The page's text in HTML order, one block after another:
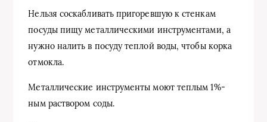
Нельзя соскабливать пригоревшую к стенкам
посуды пищу металлическими инструментами, а
нужно налить в посуду теплой воды, чтобы корка
отмокла.
Металлические инструменты моют теплым 1%-
ным раствором соды.